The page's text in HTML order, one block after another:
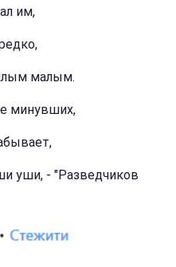
им,
малым.
минувших,
уши, - "Разведчиков